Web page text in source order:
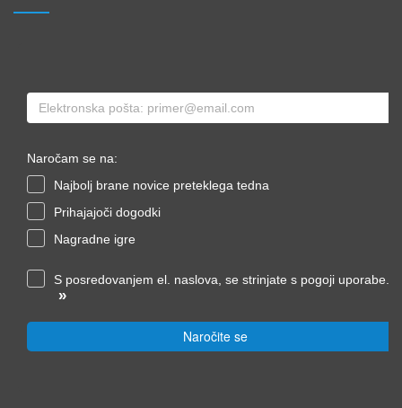
Naročam se na:
Najbolj brane novice preteklega tedna
Prihajajoči dogodki
Nagradne igre
S posredovanjem el. naslova, se strinjate s pogoji uporabe.
»
Naročite se